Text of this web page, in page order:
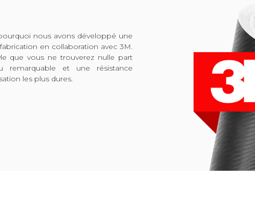
nous avons développé une
en collaboration avec 3M.
que vous ne trouverez nulle part
remarquable et une résistance
les plus dures.